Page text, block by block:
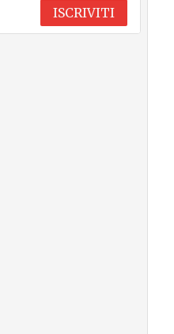
ISCRIVITI